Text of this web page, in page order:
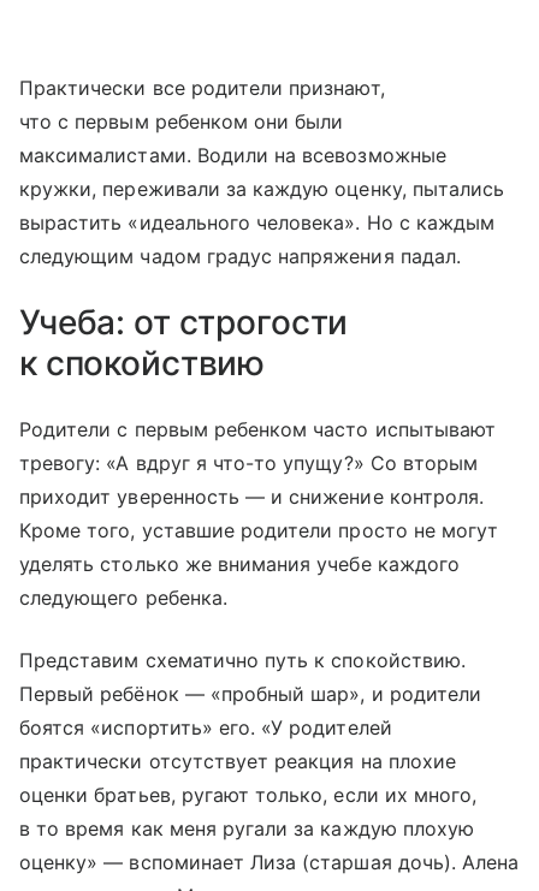
Практически все родители признают,
что с первым ребенком они были
максималистами. Водили на всевозможные
кружки, переживали за каждую оценку, пытались
вырастить «идеального человека». Но с каждым
следующим чадом градус напряжения падал.
Учеба: от строгости
к спокойствию
Родители с первым ребенком часто испытывают
тревогу: «А вдруг я что-то упущу?» Со вторым
приходит уверенность — и снижение контроля.
Кроме того, уставшие родители просто не могут
уделять столько же внимания учебе каждого
следующего ребенка.
Представим схематично путь к спокойствию.
Первый ребёнок — «пробный шар», и родители
боятся «испортить» его. «У родителей
практически отсутствует реакция на плохие
оценки братьев, ругают только, если их много,
в то время как меня ругали за каждую плохую
оценку» — вспоминает Лиза (старшая дочь). Алена